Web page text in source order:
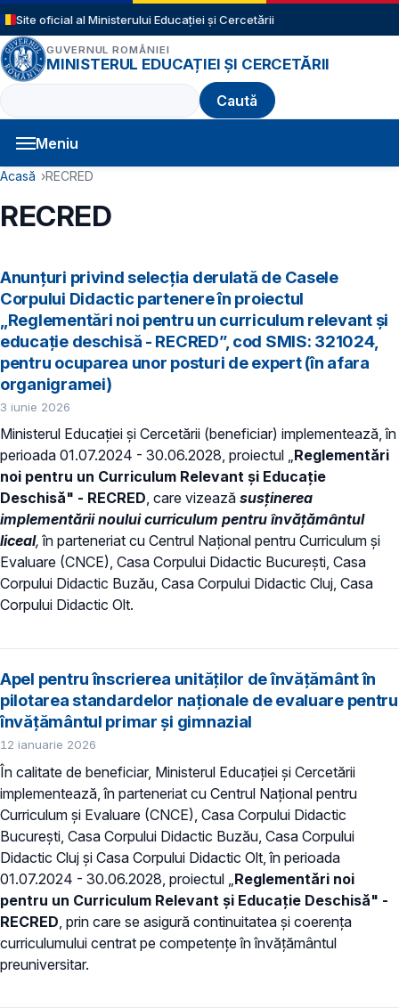
Sari la conținutul principal
Site oficial al Ministerului Educației și Cercetării
GUVERNUL ROMÂNIEI
MINISTERUL EDUCAȚIEI ȘI CERCETĂRII
Caută
Meniu
Navigație principală
Cale de navigare
Acasă RECRED
RECRED
Anunțuri privind selecția derulată de Casele
Corpului Didactic partenere în proiectul
„Reglementări noi pentru un curriculum relevant și
educație deschisă - RECRED”, cod SMIS: 321024,
pentru ocuparea unor posturi de expert (în afara
organigramei)
3 iunie 2026
Ministerul Educației și Cercetării (beneficiar) implementează, în
perioada 01.07.2024 - 30.06.2028, proiectul „Reglementări
noi pentru un Curriculum Relevant și Educație
Deschisă" - RECRED, care vizează susținerea
implementării noului curriculum pentru învățământul
liceal,în parteneriat cu Centrul Național pentru Curriculum și
Evaluare (CNCE), Casa Corpului Didactic București, Casa
Corpului Didactic Buzău, Casa Corpului Didactic Cluj, Casa
Corpului Didactic Olt.
Apel pentru înscrierea unităților de învățământ în
pilotarea standardelor naționale de evaluare pentru
învățământul primar și gimnazial
12 ianuarie 2026
În calitate de beneficiar, Ministerul Educației și Cercetării
implementează, în parteneriat cu Centrul Național pentru
Curriculum și Evaluare (CNCE), Casa Corpului Didactic
București, Casa Corpului Didactic Buzău, Casa Corpului
Didactic Cluj și Casa Corpului Didactic Olt, în perioada
01.07.2024 - 30.06.2028, proiectul „ Reglementări noi
pentru un Curriculum Relevant și Educație Deschisă" -
RECRED , prin care se asigură continuitatea și coerența
curriculumului centrat pe competențe în învățământul
preuniversitar.